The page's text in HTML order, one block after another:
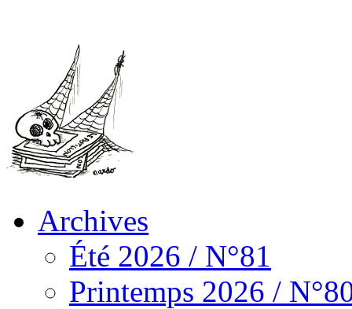
Archives
Été 2026 / N°81
Printemps 2026 /